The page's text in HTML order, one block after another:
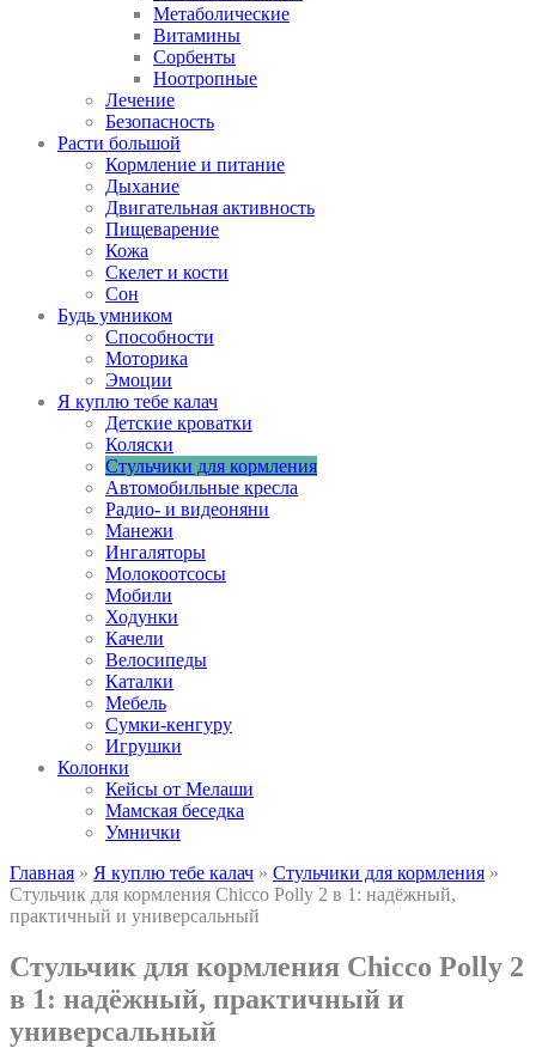
Метаболические
Витамины
Сорбенты
Ноотропные
Лечение
Безопасность
Расти большой
Кормление и питание
Дыхание
Двигательная активность
Пищеварение
Кожа
Скелет и кости
Сон
Будь умником
Способности
Моторика
Эмоции
Я куплю тебе калач
Детские кроватки
Коляски
Стульчики для кормления
Автомобильные кресла
Радио- и видеоняни
Манежи
Ингаляторы
Молокоотсосы
Мобили
Ходунки
Качели
Велосипеды
Каталки
Мебель
Сумки-кенгуру
Игрушки
Колонки
Кейсы от Мелаши
Мамская беседка
Умнички
Главная » Я куплю тебе калач » Стульчики для кормления »
Стульчик для кормления Chicco Polly 2 в 1: надёжный,
практичный и универсальный
Стульчик для кормления Chicco Polly 2
в 1: надёжный, практичный и
универсальный